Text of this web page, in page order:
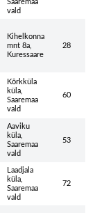
Saaremaa
vald
Kihelkonna
mnt 8a,
Kuressaare
28
Kõrkküla
küla,
Saaremaa
vald
60
Aaviku
küla,
Saaremaa
vald
53
Laadjala
küla,
Saaremaa
vald
72